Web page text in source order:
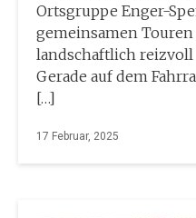
Ortsgruppe Enger-
gemeinsamen
landschaftlich reizvoll
Gerade auf dem
[…]
17 Februar, 2025